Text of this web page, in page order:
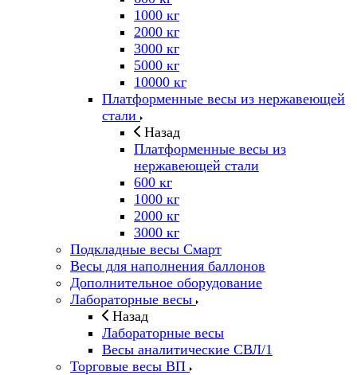
1000 кг
2000 кг
3000 кг
5000 кг
10000 кг
Платформенные весы из нержавеющей
стали
Назад
Платформенные весы из
нержавеющей стали
600 кг
1000 кг
2000 кг
3000 кг
Подкладные весы Смарт
Весы для наполнения баллонов
Дополнительное оборудование
Лабораторные весы
Назад
Лабораторные весы
Весы аналитические СВЛ/1
Торговые весы ВП